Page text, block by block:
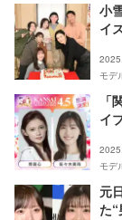
小
イ
モデ
「
イ
モデ
元
た